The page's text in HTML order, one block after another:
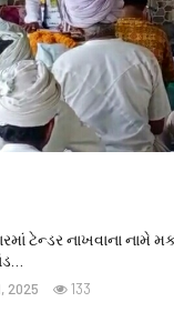
ટેન્ડર નાખવાના નામે
2025 133